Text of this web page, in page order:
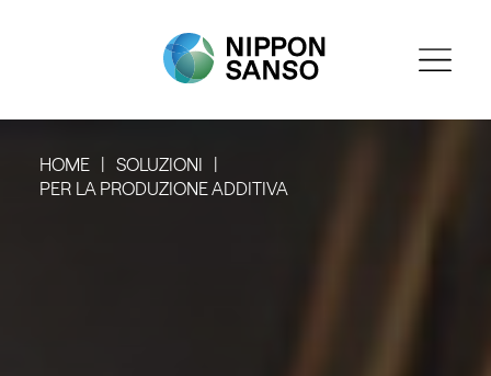
HOME
SOLUZIONI
PER LA PRODUZIONE ADDITIVA